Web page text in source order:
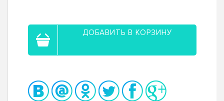
ДОБАВИТЬ В КОРЗИНУ